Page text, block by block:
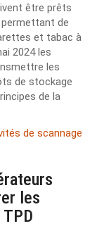
être prêts
de
et tabac à
2024 les
les
de stockage
de la
de scannage
les